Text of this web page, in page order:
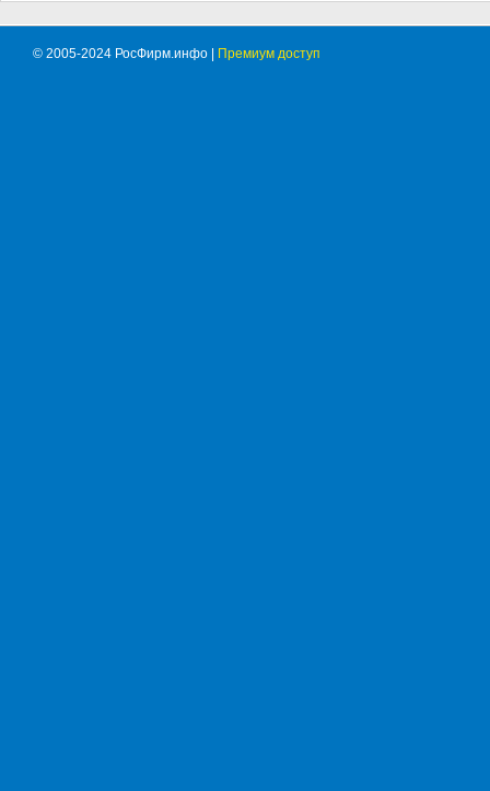
© 2005-2024 РосФирм.инфо | Премиум доступ